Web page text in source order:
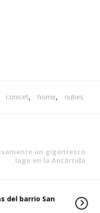
conicet, home, nubes
un gigantesco
lago en la Antártida
del barrio San